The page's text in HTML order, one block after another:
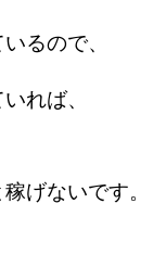
るので、
れば、
げないです。